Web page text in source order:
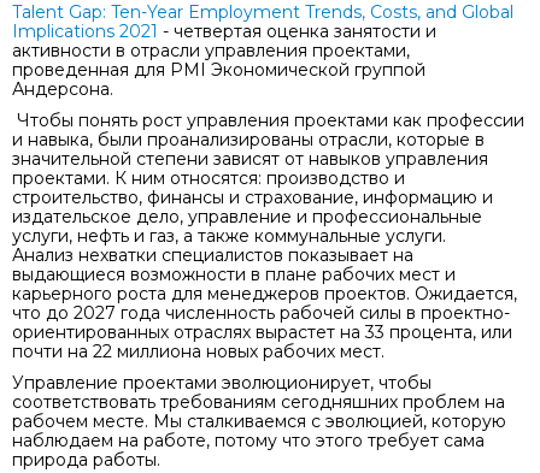
Talent Gap: Ten-Year Employment Trends, Costs, and Global
Implications 2021 - четвертая оценка занятости и
активности в отрасли управления проектами,
проведенная для PMI Экономической группой
Андерсона.
Чтобы понять рост управления проектами как профессии
и навыка, были проанализированы отрасли, которые в
значительной степени зависят от навыков управления
проектами. К ним относятся: производство и
строительство, финансы и страхование, информацию и
издательское дело, управление и профессиональные
услуги, нефть и газ, а также коммунальные услуги.
Анализ нехватки специалистов показывает на
выдающиеся возможности в плане рабочих мест и
карьерного роста для менеджеров проектов. Ожидается,
что до 2027 года численность рабочей силы в проектно-
ориентированных отраслях вырастет на 33 процента, или
почти на 22 миллиона новых рабочих мест.
Управление проектами эволюционирует, чтобы
соответствовать требованиям сегодняшних проблем на
рабочем месте. Мы сталкиваемся с эволюцией, которую
наблюдаем на работе, потому что этого требует сама
природа работы.